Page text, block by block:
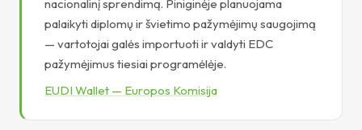
nacionalinį sprendimą. Piniginėje planuojama
palaikyti diplomų ir švietimo pažymėjimų saugojimą
— vartotojai galės importuoti ir valdyti EDC
pažymėjimus tiesiai programėlėje.
EUDI Wallet — Europos Komisija